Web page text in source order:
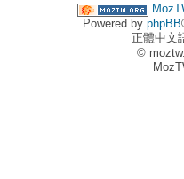
Powered by phpBB
正體中文
©